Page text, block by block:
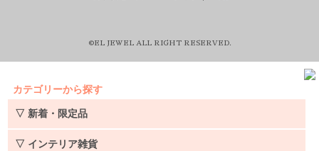
©EL JEWEL ALL RIGHT RESERVED.
カテゴリーから探す
▽ 新着・限定品
▽ インテリア雑貨